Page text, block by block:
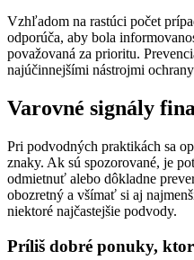
Vzhľadom na rastúci počet
odporúča, aby bola
považovaná za prioritu.
najúčinnejšími nástrojmi
Varovné signály
Pri podvodných praktikách sa
znaky. Ak sú spozorované, je
odmietnuť alebo dôkladne
obozretný a všímať si aj
niektoré najčastejšie podvody.
Príliš dobré ponuky,